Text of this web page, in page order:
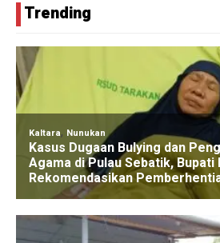
Trending